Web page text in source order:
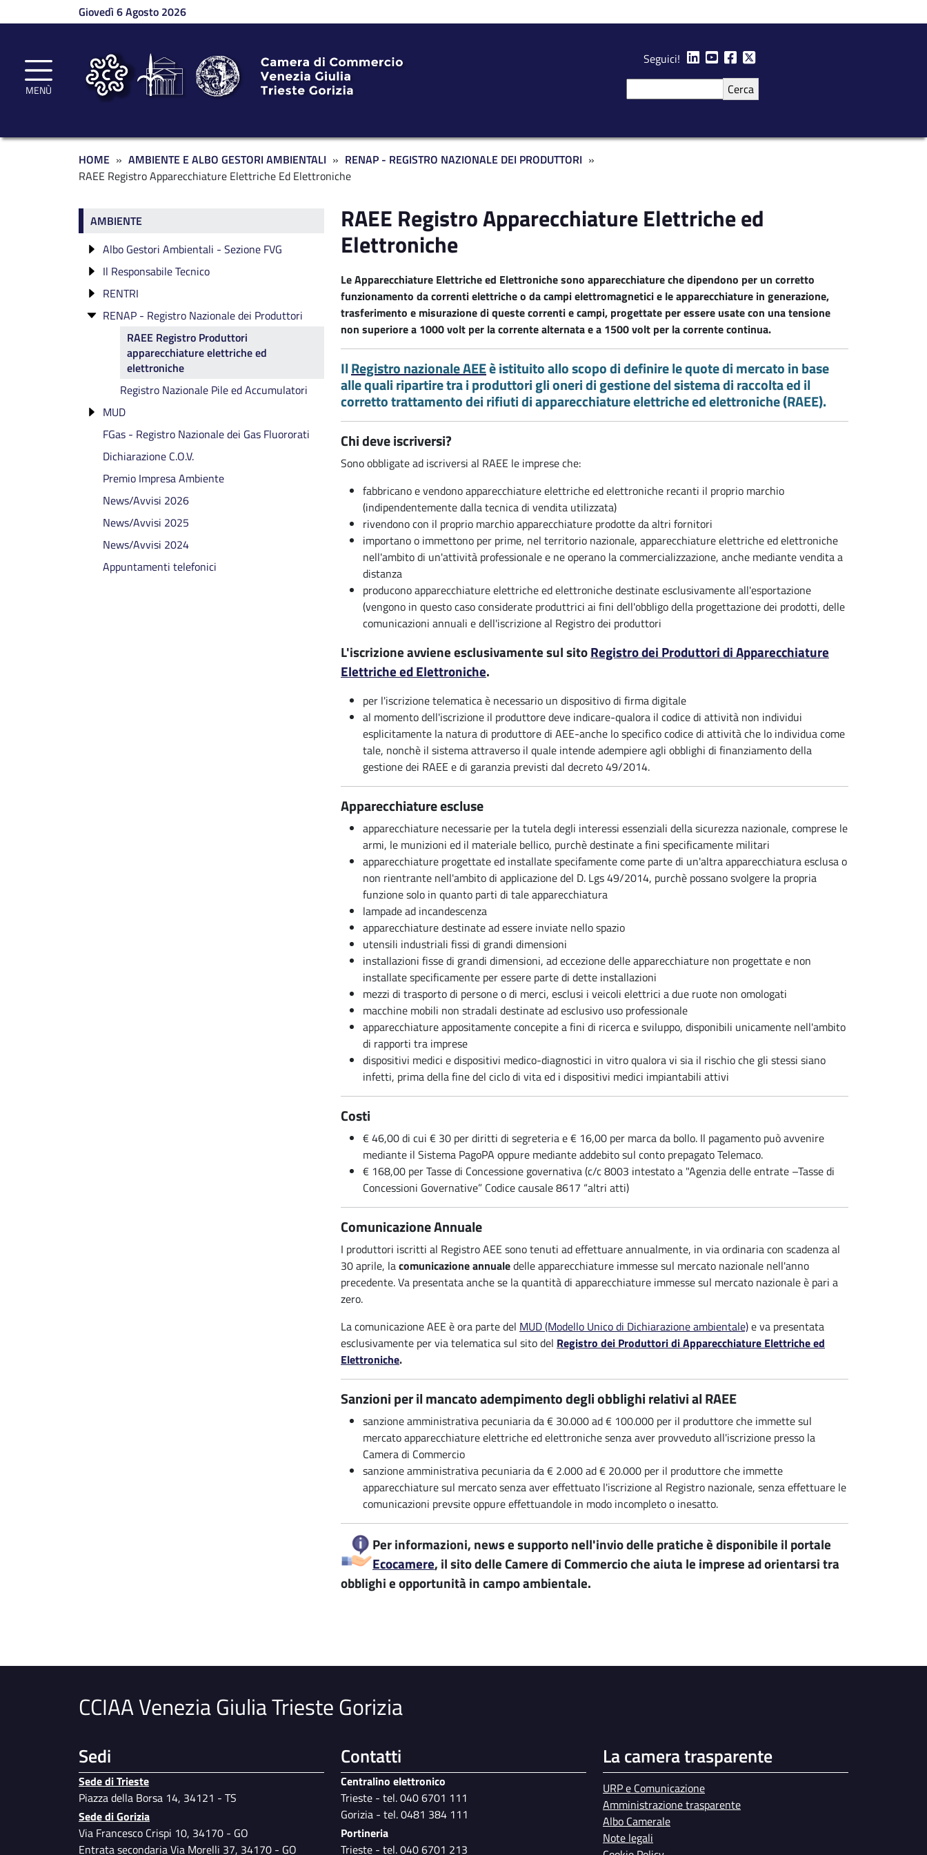
Salta al contenuto principaleGiovedì 6 Agosto 2026
MENÙ
Seguici!
Briciole di pane
HOME AMBIENTE E ALBO GESTORI AMBIENTALI
RENAP - REGISTRO NAZIONALE DEI PRODUTTORI
RAEE Registro Apparecchiature Elettriche Ed Elettroniche
RAEE Registro Apparecchiature Elettriche ed
Elettroniche
Le Apparecchiature Elettriche ed Elettroniche sono apparecchiature che dipendono per un corretto
funzionamento da correnti elettriche o da campi elettromagnetici e le apparecchiature in generazione,
trasferimento e misurazione di queste correnti e campi, progettate per essere usate con una tensione
non superiore a 1000 volt per la corrente alternata e a 1500 volt per la corrente continua.
IlRegistro nazionale AEEè istituito allo scopo di definire le quote di mercato in base
alle quali ripartire tra i produttori gli oneri di gestione del sistema di raccolta ed il
corretto trattamento dei rifiuti di apparecchiature elettriche ed elettroniche (RAEE).
Chi deve iscriversi?
Sono obbligate ad iscriversi al RAEE le imprese che:
fabbricano e vendono apparecchiature elettriche ed elettroniche recanti il proprio marchio
(indipendentemente dalla tecnica di vendita utilizzata)
rivendono con il proprio marchio apparecchiature prodotte da altri fornitori
importano o immettono per prime, nel territorio nazionale, apparecchiature elettriche ed elettroniche
nell'ambito di un'attività professionale e ne operano la commercializzazione, anche mediante vendita a
distanza
producono apparecchiature elettriche ed elettroniche destinate esclusivamente all'esportazione
(vengono in questo caso considerate produttrici ai fini dell'obbligo della progettazione dei prodotti, delle
comunicazioni annuali e dell'iscrizione al Registro dei produttori
L'iscrizione avviene esclusivamente sul sitoRegistro dei Produttori di Apparecchiature
Elettriche ed Elettroniche.
per l'iscrizione telematica è necessario un dispositivo di firma digitale
al momento dell'iscrizione il produttore deve indicare-qualora il codice di attività non individui
esplicitamente la natura di produttore di AEE-anche lo specifico codice di attività che lo individua come
tale, nonchè il sistema attraverso il quale intende adempiere agli obblighi di finanziamento della
gestione dei RAEE e di garanzia previsti dal decreto 49/2014.
Apparecchiature escluse
apparecchiature necessarie per la tutela degli interessi essenziali della sicurezza nazionale, comprese le
armi, le munizioni ed il materiale bellico, purchè destinate a fini specificamente militari
apparecchiature progettate ed installate specifamente come parte di un'altra apparecchiatura esclusa o
non rientrante nell'ambito di applicazione del D. Lgs 49/2014, purchè possano svolgere la propria
funzione solo in quanto parti di tale apparecchiatura
lampade ad incandescenza
apparecchiature destinate ad essere inviate nello spazio
utensili industriali fissi di grandi dimensioni
installazioni fisse di grandi dimensioni, ad eccezione delle apparecchiature non progettate e non
installate specificamente per essere parte di dette installazioni
mezzi di trasporto di persone o di merci, esclusi i veicoli elettrici a due ruote non omologati
macchine mobili non stradali destinate ad esclusivo uso professionale
apparecchiature appositamente concepite a fini di ricerca e sviluppo, disponibili unicamente nell'ambito
di rapporti tra imprese
dispositivi medici e dispositivi medico-diagnostici in vitro qualora vi sia il rischio che gli stessi siano
infetti, prima della fine del ciclo di vita ed i dispositivi medici impiantabili attivi
Costi
€ 46,00 di cui € 30 per diritti di segreteria e € 16,00 per marca da bollo. Il pagamento può avvenire
mediante il Sistema PagoPA oppure mediante addebito sul conto prepagato Telemaco.
€ 168,00 per Tasse di Concessione governativa (c/c 8003 intestato a "Agenzia delle entrate –Tasse di
Concessioni Governative” Codice causale 8617 “altri atti)
Comunicazione Annuale
I produttori iscritti al Registro AEE sono tenuti ad effettuare annualmente, in via ordinaria con scadenza al
30 aprile, lacomunicazione annualedelle apparecchiature immesse sul mercato nazionale nell'anno
precedente. Va presentata anche se la quantità di apparecchiature immesse sul mercato nazionale è pari a
zero.
La comunicazione AEE è ora parte del MUD (Modello Unico di Dichiarazione ambientale)e va presentata
esclusivamente per via telematica sul sito del Registro dei Produttori di Apparecchiature Elettriche ed
Elettroniche.
Sanzioni per il mancato adempimento degli obblighi relativi al RAEE
sanzione amministrativa pecuniaria da € 30.000 ad € 100.000 per il produttore che immette sul
mercato apparecchiature elettriche ed elettroniche senza aver provveduto all'iscrizione presso la
Camera di Commercio
sanzione amministrativa pecuniaria da € 2.000 ad € 20.000 per il produttore che immette
apparecchiature sul mercato senza aver effettuato l'iscrizione al Registro nazionale, senza effettuare le
comunicazioni prevsite oppure effettuandole in modo incompleto o inesatto.
Per informazioni, news e supporto nell'invio delle pratiche è disponibile il portale
Ecocamere, il sito delle Camere di Commercio che aiuta le imprese ad orientarsi tra
obblighi e opportunità in campo ambientale.
Ambiente
AMBIENTE
Albo Gestori Ambientali - Sezione FVG
Categorie di iscrizione
Categoria 1
Categoria 2 bis
Categoria 2 ter
Categoria 3 bis - abrogata
Categoria 4
Categoria 5
Categoria 6
Categoria 9
Categoria 10
Fruibilità Dati Albo
AGESTsmart
Il Responsabile Tecnico
Verifica di idoneità
Dispensa
Affiancamento
Cessazione
RENTRI
RENTRI: formazione gratuita
RENTRI - Eventi di formazione
conclusi
RENAP - Registro Nazionale dei Produttori
RAEE Registro Produttori
apparecchiature elettriche ed
elettroniche
Registro Nazionale Pile ed Accumulatori
MUD
MUD 2026: formazione gratuita
FGas - Registro Nazionale dei Gas Fluororati
Dichiarazione C.O.V.
Premio Impresa Ambiente
News/Avvisi 2026
News/Avvisi 2025
News/Avvisi 2024
Appuntamenti telefonici
CCIAA Venezia Giulia Trieste Gorizia
Sedi
Sede di Trieste
Piazza della Borsa 14, 34121 - TS
Sede di Gorizia
Via Francesco Crispi 10, 34170 - GO
Entrata secondaria Via Morelli 37, 34170 - GO
Contatti
Centralino elettronico
Trieste - tel. 040 6701 111
Gorizia - tel. 0481 384 111
Portineria
Trieste - tel. 040 6701 213
La camera trasparente
URP e Comunicazione
Amministrazione trasparente
Albo Camerale
Note legali